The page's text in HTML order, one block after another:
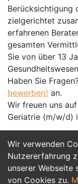
Wir verwenden
Nutzererfahrung
unserer Webseite
von Cookies zu.
Berücksichtigung
zielgerichtet
erfahrenen
gesamten
Sie von über 13
Haben Sie
bewerben! an.
Wir freuen uns
Geriatrie (m/w/d)